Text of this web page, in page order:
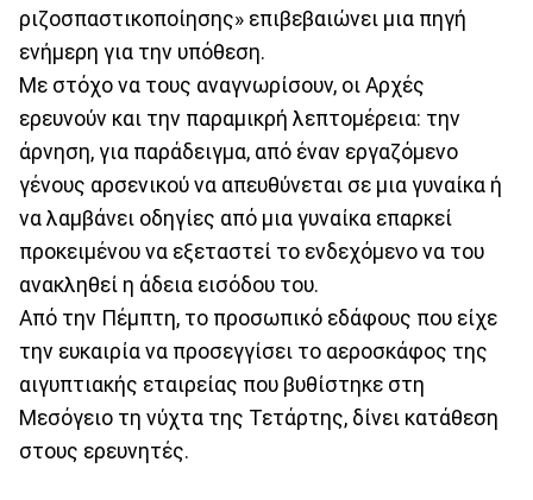
ριζοσπαστικοποίησης» επιβεβαιώνει μια πηγή
ενήμερη για την υπόθεση.
Με στόχο να τους αναγνωρίσουν, οι Αρχές
ερευνούν και την παραμικρή λεπτομέρεια: την
άρνηση, για παράδειγμα, από έναν εργαζόμενο
γένους αρσενικού να απευθύνεται σε μια γυναίκα ή
να λαμβάνει οδηγίες από μια γυναίκα επαρκεί
προκειμένου να εξεταστεί το ενδεχόμενο να του
ανακληθεί η άδεια εισόδου του.
Από την Πέμπτη, το προσωπικό εδάφους που είχε
την ευκαιρία να προσεγγίσει το αεροσκάφος της
αιγυπτιακής εταιρείας που βυθίστηκε στη
Μεσόγειο τη νύχτα της Τετάρτης, δίνει κατάθεση
στους ερευνητές.